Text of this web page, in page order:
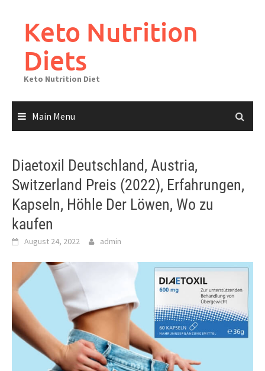
contentKeto Nutrition
Diets
Keto Nutrition Diet
Main Menu
Diaetoxil Deutschland, Austria,
Switzerland Preis (2022), Erfahrungen,
Kapseln, Höhle Der Löwen, Wo zu
kaufen
August 24, 2022 admin